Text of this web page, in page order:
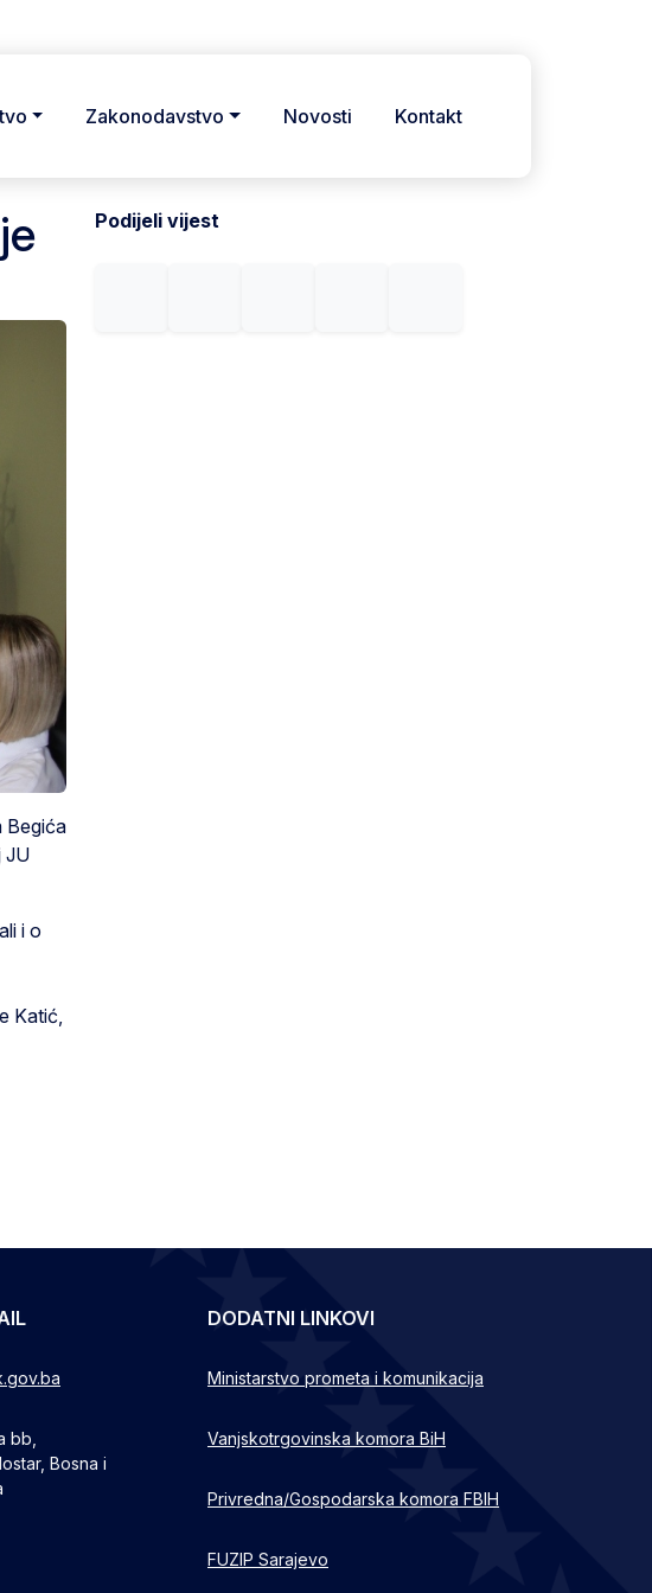
Zakonodavstvo Novosti Kontakt
Begića
JU
i o
Katić,
Podijeli vijest
bb,
Bosna i
DODATNI LINKOVI
Ministarstvo prometa i komunikacija
Vanjskotrgovinska komora BiH
Privredna/Gospodarska komora FBIH
FUZIP Sarajevo